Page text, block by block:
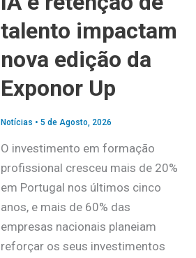
talento impactam
nova edição da
Exponor Up
Notícias • 5 de Agosto, 2026
O investimento em formação
profissional cresceu mais de 20%
em Portugal nos últimos cinco
anos, e mais de 60% das
empresas nacionais planeiam
reforçar os seus investimentos